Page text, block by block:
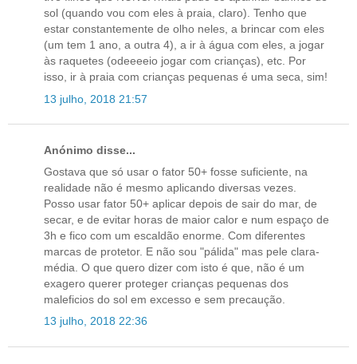
sol (quando vou com eles à praia, claro). Tenho que
estar constantemente de olho neles, a brincar com eles
(um tem 1 ano, a outra 4), a ir à água com eles, a jogar
às raquetes (odeeeeio jogar com crianças), etc. Por
isso, ir à praia com crianças pequenas é uma seca, sim!
13 julho, 2018 21:57
Anónimo disse...
Gostava que só usar o fator 50+ fosse suficiente, na
realidade não é mesmo aplicando diversas vezes.
Posso usar fator 50+ aplicar depois de sair do mar, de
secar, e de evitar horas de maior calor e num espaço de
3h e fico com um escaldão enorme. Com diferentes
marcas de protetor. E não sou "pálida" mas pele clara-
média. O que quero dizer com isto é que, não é um
exagero querer proteger crianças pequenas dos
maleficios do sol em excesso e sem precaução.
13 julho, 2018 22:36